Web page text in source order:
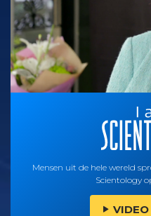
Mensen uit de hele wereld
Scientology
VIDEO